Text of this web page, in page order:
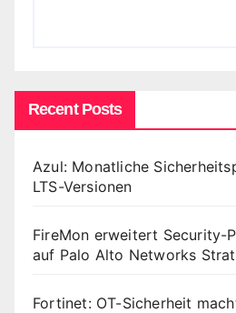
Recent Posts
Azul: Monatliche
LTS-Versionen
FireMon erweitert Security-
auf Palo Alto Networks
Fortinet: OT-Sicherheit